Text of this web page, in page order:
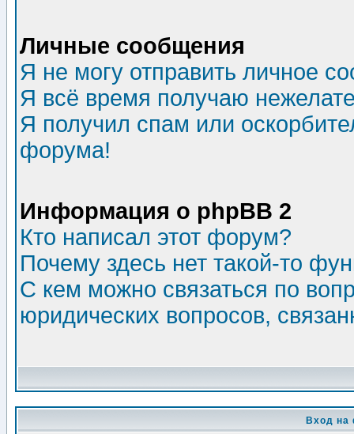
Личные сообщения
Я не могу отправить личное
Я всё время получаю
Я получил спам или
форума!
Информация о phpBB 2
Кто написал этот форум?
Почему здесь нет такой-то
С кем можно связаться по
юридических вопросов,
Вход на